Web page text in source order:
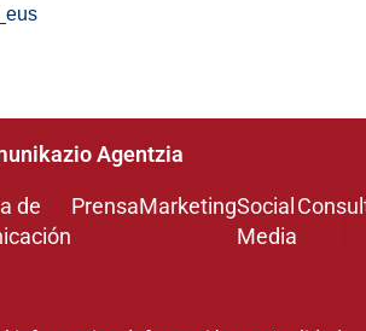
Agentzia
de
PrensaMarketingSocial
Media